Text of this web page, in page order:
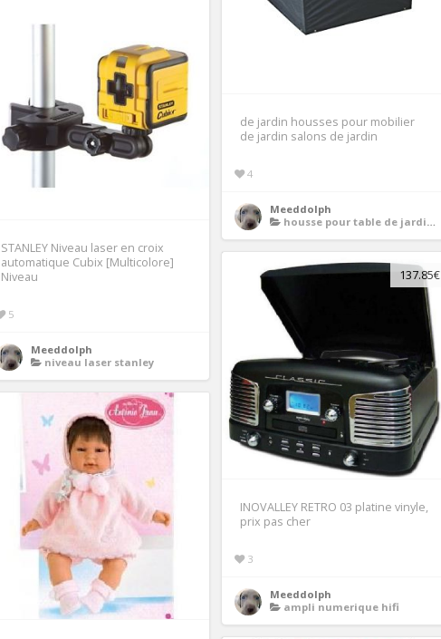
de jardin housses pour mobilier
de jardin salons de jardin
4
Meeddolph
housse pour table de jardin rectangulaire
STANLEY Niveau laser en croix
automatique Cubix [Multicolore]
Niveau
5
Meeddolph
niveau laser stanley
137.85€
INOVALLEY RETRO 03 platine vinyle,
prix pas cher
3
Meeddolph
ampli numerique hifi